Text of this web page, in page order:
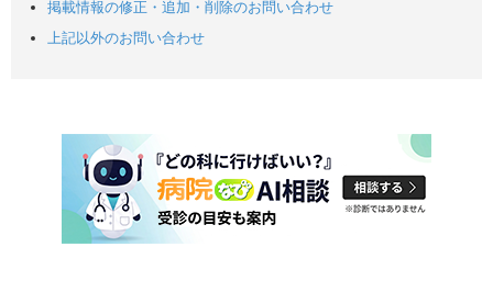
掲載情報の修正・追加・削除のお問い合わせ
上記以外のお問い合わせ